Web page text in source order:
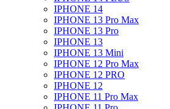
IPHONE 14
IPHONE 13 Pro Max
IPHONE 13 Pro
IPHONE 13
IPHONE 13 Mini
IPHONE 12 Pro Max
IPHONE 12 PRO
IPHONE 12
IPHONE 11 Pro Max